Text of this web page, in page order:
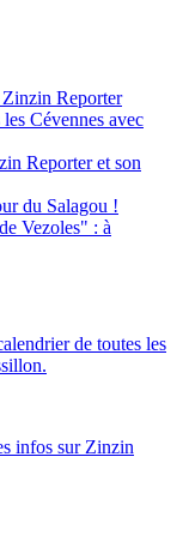
Reporter
Cévennes avec
Reporter et son
du Salagou !
Vezoles" : à
de toutes les
infos sur Zinzin